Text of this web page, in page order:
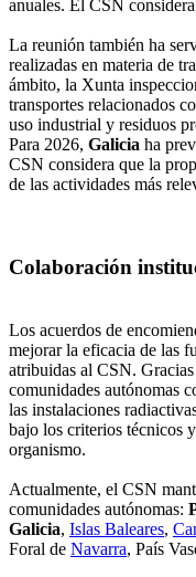
anuales. El CSN
La reunión también ha
realizadas en materia de
ámbito, la Xunta
transportes relacionados
uso industrial y residuos
Para 2026, Galicia ha
CSN considera que la
de las actividades más
Colaboración
Los acuerdos de
mejorar la eficacia de las
atribuidas al CSN.
comunidades autónomas
las instalaciones
bajo los criterios técnicos
organismo.
Actualmente, el CSN
comunidades autónomas:
Galicia, Islas Baleares,
Foral de Navarra, País